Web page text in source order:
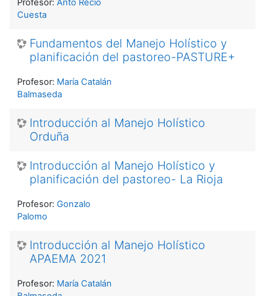
Profesor: Anto Recio
Cuesta
Fundamentos del Manejo Holístico y
planificación del pastoreo-PASTURE+
Profesor: María Catalán
Balmaseda
Introducción al Manejo Holístico
Orduña
Introducción al Manejo Holístico y
planificación del pastoreo- La Rioja
Profesor: Gonzalo
Palomo
Introducción al Manejo Holístico
APAEMA 2021
Profesor: María Catalán